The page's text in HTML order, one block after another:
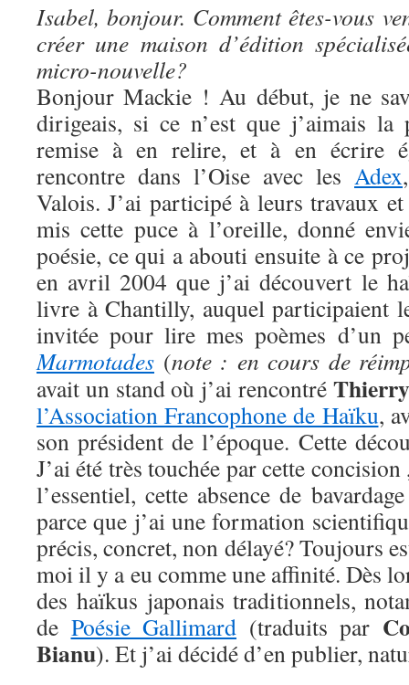
Isabel, bonjour. Comment êtes-vous
créer une maison d’édition
micro-nouvelle?
Bonjour Mackie ! Au début, je ne
dirigeais, si ce n’est que j’aimais la
remise à en relire, et à en écrire
rencontre dans l’Oise avec les Adex
Valois. J’ai participé à leurs travaux
mis cette puce à l’oreille, donné
poésie, ce qui a abouti ensuite à ce
en avril 2004 que j’ai découvert le
livre à Chantilly, auquel participaient
invitée pour lire mes poèmes d’un
Marmotades (note : en cours de
avait un stand où j’ai rencontré
l’Association Francophone de Haïku,
son président de l’époque. Cette
J’ai été très touchée par cette
l’essentiel, cette absence de
parce que j’ai une formation
précis, concret, non délayé? Toujours
moi il y a eu comme une affinité. Dès
des haïkus japonais traditionnels,
de Poésie Gallimard (traduits par
Bianu). Et j’ai décidé d’en publier,